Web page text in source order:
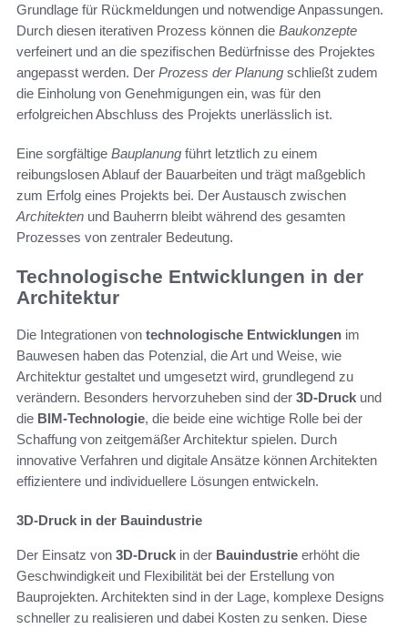
Grundlage für Rückmeldungen und notwendige Anpassungen.
Durch diesen iterativen Prozess können die Baukonzepte
verfeinert und an die spezifischen Bedürfnisse des Projektes
angepasst werden. Der Prozess der Planung schließt zudem
die Einholung von Genehmigungen ein, was für den
erfolgreichen Abschluss des Projekts unerlässlich ist.
Eine sorgfältige Bauplanung führt letztlich zu einem
reibungslosen Ablauf der Bauarbeiten und trägt maßgeblich
zum Erfolg eines Projekts bei. Der Austausch zwischen
Architekten und Bauherrn bleibt während des gesamten
Prozesses von zentraler Bedeutung.
Technologische Entwicklungen in der
Architektur
Die Integrationen von technologische Entwicklungen im
Bauwesen haben das Potenzial, die Art und Weise, wie
Architektur gestaltet und umgesetzt wird, grundlegend zu
verändern. Besonders hervorzuheben sind der 3D-Druck und
die BIM-Technologie, die beide eine wichtige Rolle bei der
Schaffung von zeitgemäßer Architektur spielen. Durch
innovative Verfahren und digitale Ansätze können Architekten
effizientere und individuellere Lösungen entwickeln.
3D-Druck in der Bauindustrie
Der Einsatz von 3D-Druck in der Bauindustrie erhöht die
Geschwindigkeit und Flexibilität bei der Erstellung von
Bauprojekten. Architekten sind in der Lage, komplexe Designs
schneller zu realisieren und dabei Kosten zu senken. Diese